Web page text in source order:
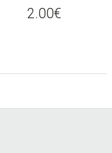
2.00€